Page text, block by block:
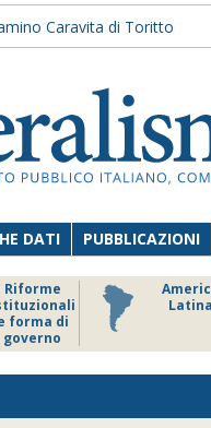
Caravita di Toritto
DATI PUBBLICAZIONI
Riforme
forma di
governo
Latina